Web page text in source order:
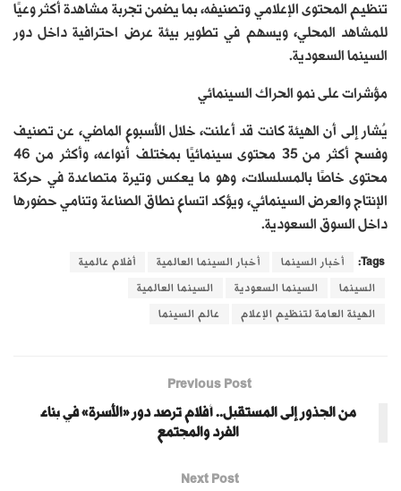
تنظيم المحتوى الإعلامي وتصنيفه، بما يضمن تجربة مشاهدة أكثر وعيًا
للمشاهد المحلي، ويسهم في تطوير بيئة عرض احترافية داخل دور
السينما السعودية.
مؤشرات على نمو الحراك السينمائي
يُشار إلى أن الهيئة كانت قد أعلنت، خلال الأسبوع الماضي، عن تصنيف
وفسح أكثر من 35 محتوى سينمائيًا بمختلف أنواعه، وأكثر من 46
محتوى خاصًا بالمسلسلات، وهو ما يعكس وتيرة متصاعدة في حركة
الإنتاج والعرض السينمائي، ويؤكد اتساع نطاق الصناعة وتنامي حضورها
داخل السوق السعودية.
Tags: أخبار السينما أخبار السينما العالمية أفلام عالمية
السينما السينما السعودية السينما العالمية
الهيئة العامة لتنظيم الإعلام عالم السينما
Previous Post
من الجذور إلى المستقبل.. أفلام ترصد دور «الأسرة» في بناء
الفرد والمجتمع
Next Post